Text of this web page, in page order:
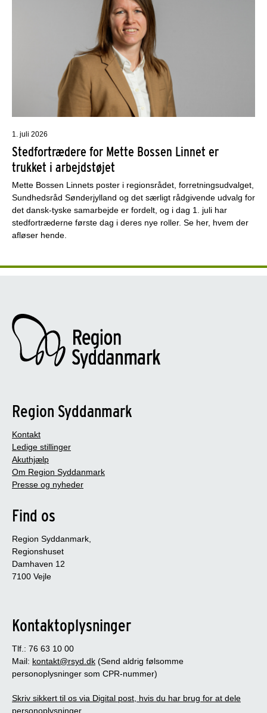
1. juli 2026
Stedfortrædere for Mette Bossen Linnet er
trukket i arbejdstøjet
Mette Bossen Linnets poster i regionsrådet, forretningsudvalget,
Sundhedsråd Sønderjylland og det særligt rådgivende udvalg for
det dansk-tyske samarbejde er fordelt, og i dag 1. juli har
stedfortræderne første dag i deres nye roller. Se her, hvem der
afløser hende.
Region Syddanmark
Kontakt
Ledige stillinger
Akuthjælp
Om Region Syddanmark
Presse og nyheder
Find os
Region Syddanmark,
Regionshuset
Damhaven 12
7100 Vejle
Kontaktoplysninger
Tlf.: 76 63 10 00
Mail: kontakt@rsyd.dk (Send aldrig følsomme
personoplysninger som CPR-nummer)
Skriv sikkert til os via Digital post, hvis du har brug for at dele
personoplysninger.